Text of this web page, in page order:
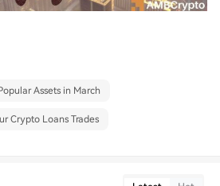
Assets in March
Crypto Loans Trades